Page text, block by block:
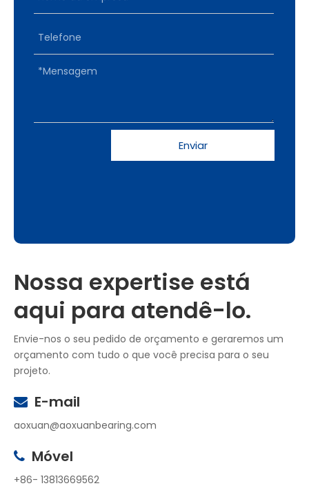
Enviar
Nossa expertise está
aqui para atendê-lo.
Envie-nos o seu pedido de orçamento e geraremos um
orçamento com tudo o que você precisa para o seu
projeto.
 E-mail
aoxuan@aoxuanbearing.com
 Móvel
+86- 13813669562